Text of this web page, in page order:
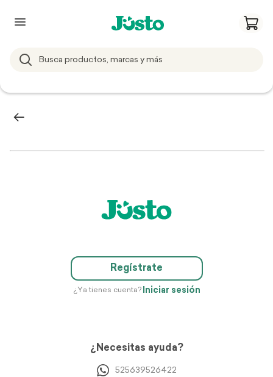
Regístrate
¿Ya tienes cuenta? Iniciar sesión
¿Necesitas ayuda?
525639526422